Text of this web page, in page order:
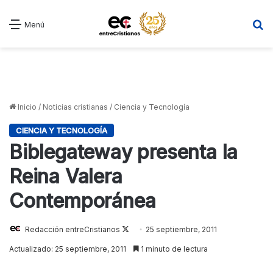
Menú
Inicio / Noticias cristianas / Ciencia y Tecnología
CIENCIA Y TECNOLOGÍA
Biblegateway presenta la
Reina Valera
Contemporánea
Redacción entreCristianos
Follow
on
25 septiembre, 2011
Actualizado: 25 septiembre, 2011 1 minuto de lectura